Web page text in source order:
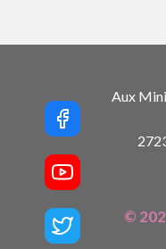
Aux
©